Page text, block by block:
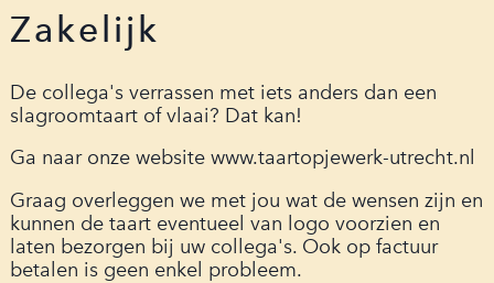
Zakelijk
De collega's verrassen met iets anders dan een
slagroomtaart of vlaai? Dat kan!
Ga naar onze website www.taartopjewerk-utrecht.nl
Graag overleggen we met jou wat de wensen zijn en
kunnen de taart eventueel van logo voorzien en
laten bezorgen bij uw collega's. Ook op factuur
betalen is geen enkel probleem.